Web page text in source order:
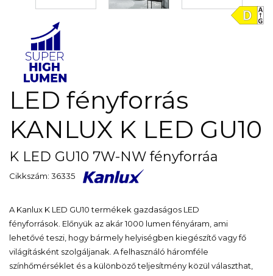
LED fényforrás
KANLUX K LED GU10
K LED GU10 7W-NW fényforráa
Cikkszám: 36335
A Kanlux K LED GU10 termékek gazdaságos LED
fényforrások. Előnyük az akár 1000 lumen fényáram, ami
lehetővé teszi, hogy bármely helyiségben kiegészítő vagy fő
világításként szolgáljanak. A felhasználó háromféle
színhőmérséklet és a különböző teljesítmény közül választhat,